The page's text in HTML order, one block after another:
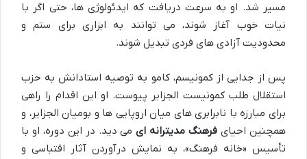
مسیر شد. او به سرعت دریافت که ایدئولوژی ها، حتی اگر با
نیات خوب آغاز شوند، می توانند به ابزاری برای ستم و
محدودیت آزادی های فردی تبدیل شوند.
پس از جدایی از کمونیسم، کامو به توصیه استادانش به حزب
استقلال طلب کمونیست الجزایر پیوست. او این اقدام را راهی
برای مبارزه با نابرابری های میان اروپایی ها و بومیان الجزایر، و
همچنین احیای فرهنگ مدیترانه ایمی دید. در این دوره، او با
تأسیس «خانه فرهنگ»، به نمایش درآوردن آثار اقتباسی و